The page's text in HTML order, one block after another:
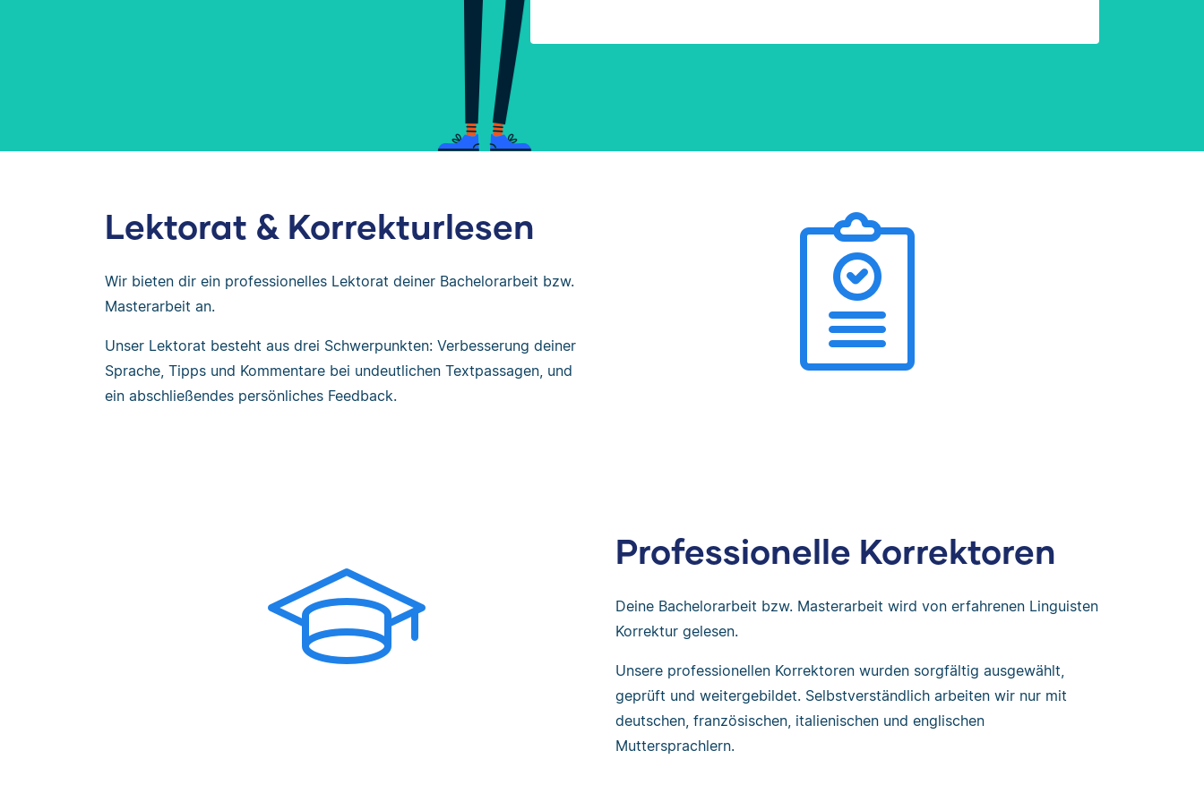
Lektorat & Korrekturlesen
Wir bieten dir ein professionelles Lektorat deiner Bachelorarbeit bzw.
Masterarbeit an.
Unser Lektorat besteht aus drei Schwerpunkten: Verbesserung deiner
Sprache, Tipps und Kommentare bei undeutlichen Textpassagen, und
ein abschließendes persönliches Feedback.
Professionelle Korrektoren
Deine Bachelorarbeit bzw. Masterarbeit wird von erfahrenen Linguisten
Korrektur gelesen.
Unsere professionellen Korrektoren wurden sorgfältig ausgewählt,
geprüft und weitergebildet. Selbstverständlich arbeiten wir nur mit
deutschen, französischen, italienischen und englischen
Muttersprachlern.